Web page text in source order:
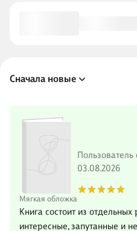
Сначала новые
Мягкая обложка
03.08.2026
Книга состоит из
интересные, запутанные и